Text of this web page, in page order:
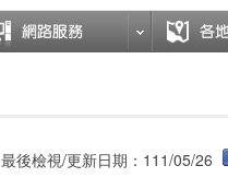
最後檢視/更新日期：111/05/26